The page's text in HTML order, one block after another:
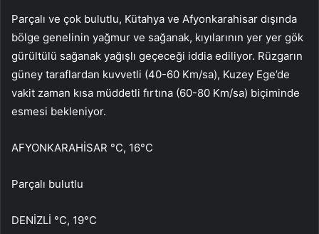
Parçalı ve çok bulutlu, Kütahya ve Afyonkarahisar dışında
bölge genelinin yağmur ve sağanak, kıyılarının yer yer gök
gürültülü sağanak yağışlı geçeceği iddia ediliyor. Rüzgarın
güney taraflardan kuvvetli (40-60 Km/sa), Kuzey Ege’de
vakit zaman kısa müddetli fırtına (60-80 Km/sa) biçiminde
esmesi bekleniyor.
AFYONKARAHİSAR °C, 16°C
Parçalı bulutlu
DENİZLİ °C, 19°C